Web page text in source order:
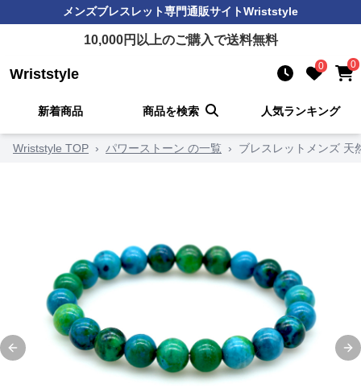
メンズブレスレット専門通販サイトWriststyle
10,000円以上のご購入で送料無料
Wriststyle 0 0
新着商品 商品を検索 人気ランキング
Wriststyle TOP › パワーストーン の一覧 › ブレスレットメンズ 天
Previous slide